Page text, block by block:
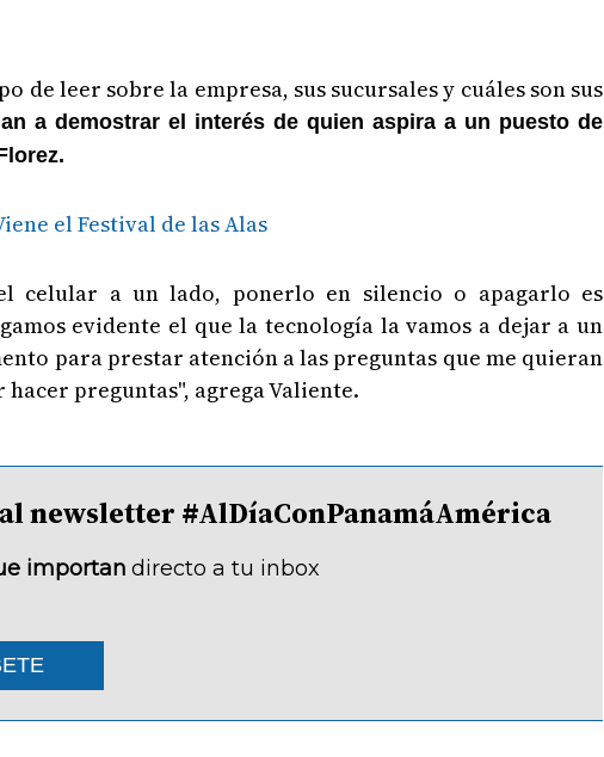
de leer sobre la empresa, sus sucursales y cuáles son sus
a demostrar el interés de quien aspira a un puesto de
el Festival de las Alas
celular a un lado, ponerlo en silencio o apagarlo es
evidente el que la tecnología la vamos a dejar a un
para prestar atención a las preguntas que me quieran
preguntas", agrega Valiente.
newsletter #AlDíaConPanamáAmérica
importan directo a tu inbox